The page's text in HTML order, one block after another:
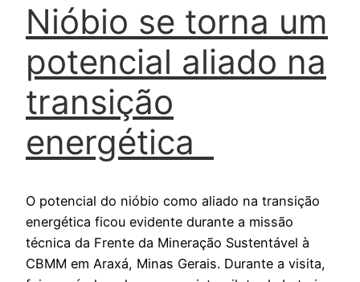
Nióbio se torna um
potencial aliado na
transição
energética
O potencial do nióbio como aliado na transição
energética ficou evidente durante a missão
técnica da Frente da Mineração Sustentável à
CBMM em Araxá, Minas Gerais. Durante a visita,